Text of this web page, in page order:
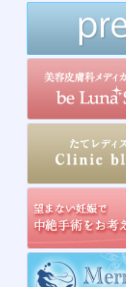
2014年12月
2014年8月
2014年7月
2014年6月